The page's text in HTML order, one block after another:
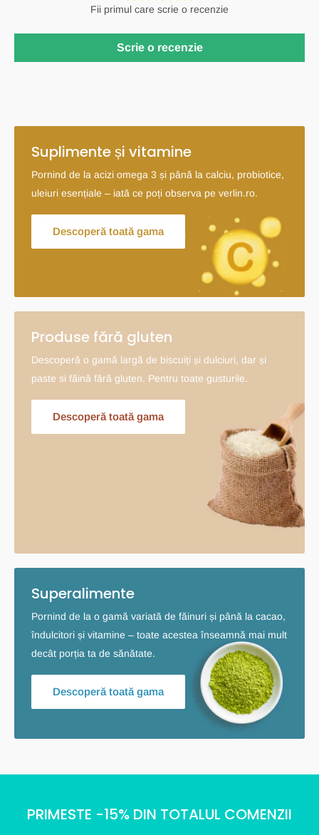
Fii primul care scrie o recenzie
Scrie o recenzie
Suplimente și vitamine
Pornind de la acizi omega 3 și până la calciu, probiotice,
uleiuri esențiale – iată ce poți observa pe verlin.ro.
Descoperă toată gama
Produse fără gluten
Descoperă o gamă largă de biscuiți și dulciuri, dar și
paste si făină fără gluten. Pentru toate gusturile.
Descoperă toată gama
Superalimente
Pornind de la o gamă variată de făinuri și până la cacao,
îndulcitori și vitamine – toate acestea înseamnă mai mult
decât porția ta de sănătate.
Descoperă toată gama
PRIMESTE -15% DIN TOTALUL COMENZII